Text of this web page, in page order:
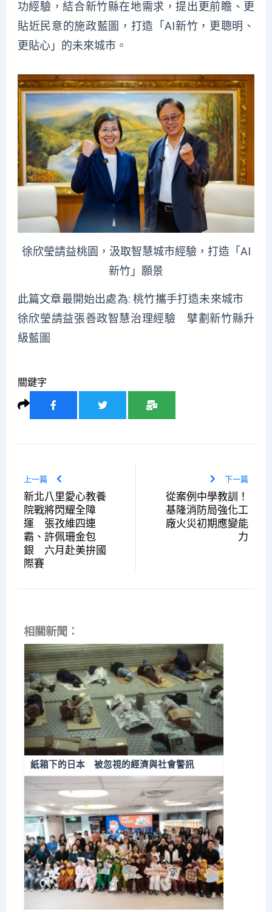
功經驗，結合新竹縣在地需求，提出更前瞻、更
貼近民意的施政藍圖，打造「AI新竹，更聰明、
更貼心」的未來城市。
徐欣瑩請益桃園，汲取智慧城市經驗，打造「AI
新竹」願景
此篇文章最開始出處為:桃竹攜手打造未來城市
徐欣瑩請益張善政智慧治理經驗 擘劃新竹縣升
級藍圖
關鍵字
上一篇
新北八里愛心教養
院戰將閃耀全障
運 張孜維四連
霸、許佩珊金包
銀 六月赴美拚國
際賽
下一篇
從案例中學教訓！
基隆消防局強化工
廠火災初期應變能
力
相關新聞：
紙箱下的日本 被忽視的經濟與社會警訊